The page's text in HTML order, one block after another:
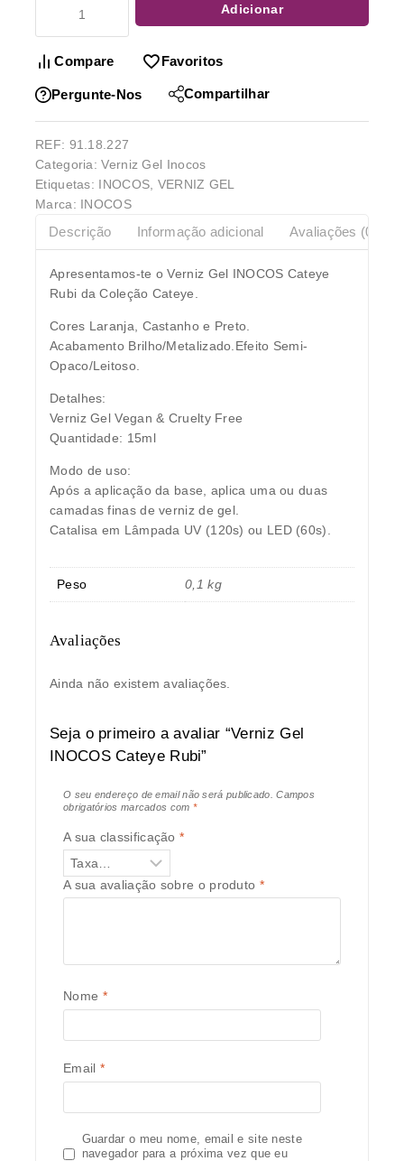
Adicionar
Compare Favoritos
Pergunte-Nos Compartilhar
REF: 91.18.227
Categoria:Verniz Gel Inocos
Etiquetas: INOCOS VERNIZ GEL
Marca: INOCOS
Descrição Informação adicional Avaliações (0)
Apresentamos-te o Verniz Gel INOCOS Cateye
Rubi da Coleção Cateye.
Cores Laranja, Castanho e Preto.
Acabamento Brilho/Metalizado.Efeito Semi-
Opaco/Leitoso.
Detalhes:
Verniz Gel Vegan & Cruelty Free
Quantidade: 15ml
Modo de uso:
Após a aplicação da base, aplica uma ou duas
camadas finas de verniz de gel.
Catalisa em Lâmpada UV (120s) ou LED (60s).
Peso 0,1 kg
Avaliações
Ainda não existem avaliações.
Seja o primeiro a avaliar “Verniz Gel
INOCOS Cateye Rubi”
O seu endereço de email não será publicado.
Campos
obrigatórios marcados com *
A sua classificação*
A sua avaliação sobre o produto *
Nome *
Email *
Guardar o meu nome, email e site neste
navegador para a próxima vez que eu